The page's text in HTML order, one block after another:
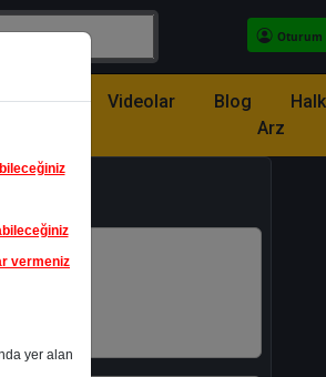
Oturum
Videolar Blog
Arz
vermeniz
yer alan